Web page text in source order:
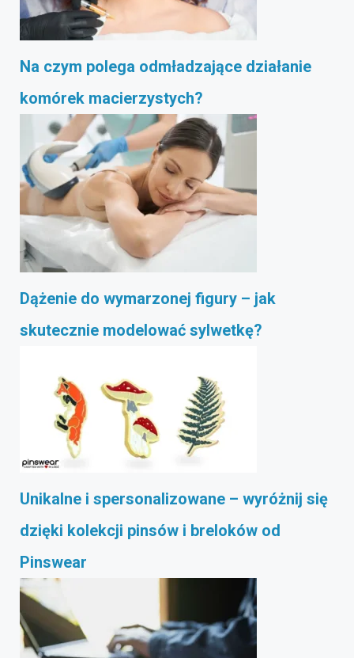
Na czym polega odmładzające działanie
komórek macierzystych?
Dążenie do wymarzonej figury – jak
skutecznie modelować sylwetkę?
Unikalne i spersonalizowane – wyróżnij się
dzięki kolekcji pinsów i breloków od
Pinswear